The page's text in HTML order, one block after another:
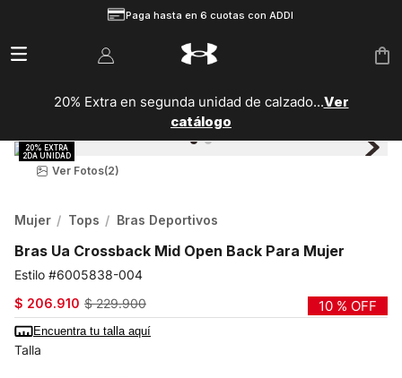
Paga hasta en 6 cuotas con ADDI
20% Extra en segunda unidad de calzado...Ver
catálogo
Ver Fotos(2)
Mujer Tops Bras Deportivos
Bras Ua Crossback Mid Open Back Para Mujer
6005838-004
$ 206.910 $ 229.900 10 % OFF
Encuentra tu talla aquí
Talla